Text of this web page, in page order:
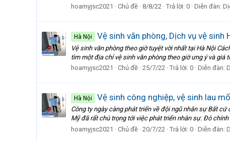
hoamyjsc2021
Chủ đề 8/8/22 Trả lời: 0 Diễn đàn:
Hà Nội Vệ sinh văn phòng, Dịch vụ vệ sinh
Vệ sinh văn phòng theo giờ tuyệt vời nhất tại Hà Nội
tìm một địa chỉ vệ sinh văn phòng theo giờ ưng ý và
hoamyjsc2021
Chủ đề 25/7/22 Trả lời: 0 Diễn đàn:
Hà Nội Vệ sinh công nghiệp, vệ sinh lau
Công ty ngày càng phát triển về đội ngũ nhân sự Bất
Mỹ đã rất chú trọng tới việc phát triển nhân sự. Đó
hoamyjsc2021
Chủ đề 20/7/22 Trả lời: 0 Diễn đàn: